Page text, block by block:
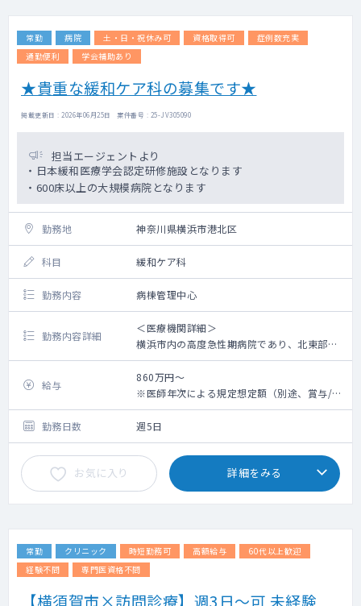
乳腺外科 195例
心臓血管外科 122例
眼科 20例
・医師体制：常勤医師12 名、非常勤医師
＜その他＞
・社会保険等：健康保険・雇用保険・厚生年
金・労災保険・確定給付企業年金・確定拠出
年金
・その他手当：時間外手当・通勤手当・住宅
手当等
・退職金：有
・学会出席に伴う出張費等の支援あり
・その他：宿舎完備(当院規定に順じて貸与)
常勤 病院 土・日・祝休み可 資格取得可
症例数充実
通勤便利
学会補助あり
★貴重な緩和ケア科の募集です★
掲載更新日 : 2026年06月25日 案件番号 : 25-JV305090
担当エージェントより
・日本緩和医療学会認定研修施設となります
・600床以上の大規模病院となります
勤務地 神奈川県横浜市港北区
科目 緩和ケア科
勤務内容 病棟管理中心
勤務内容詳細
＜医療機関詳細＞
横浜市内の高度急性期病院であり、北東部医
療圏の地域中核病院として市内でも有数の規
模と実績を誇る病院です
＜募集背景＞
医師退職に伴う補充
＜勤務詳細＞
当科医師は緩和ケアチームの一員として、が
ん患者のさまざまなつらい症状に対する適切
な対処法を提案し、
〇外来
・応相談（現在、診療科としての外来診療は
〇病棟管理
給与
860万円～
※医師年次による規定想定額（別途、賞与/経
験年数加算/宿直手当/時間外手当等別途加算/
管理職手当(管理職のみ)あり）
平均年収卒後10年目860万円、15年目960
万円、20年目1000万円、25年目1080万円、
30年目1083万円 程度
勤務日数 週5日
お気に入り 詳細をみる
常勤 クリニック 時短勤務可 高額給与
60代以上歓迎
経験不問
専門医資格不問
【横須賀市×訪問診療】週3日～可 未経験